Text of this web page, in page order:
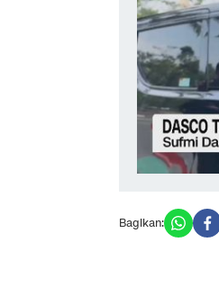
Bagikan: